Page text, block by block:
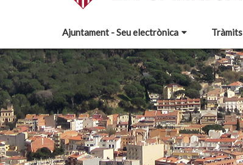
Ajuntament - Seu electrònica Tràmits